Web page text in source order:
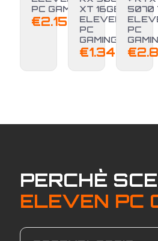
PC GAMING
€2.150,00
XT 16GB |
ELEVEN
PC
GAMING
€1.349,00
5070
PC
€
PERCHÈ
ELEVEN PC